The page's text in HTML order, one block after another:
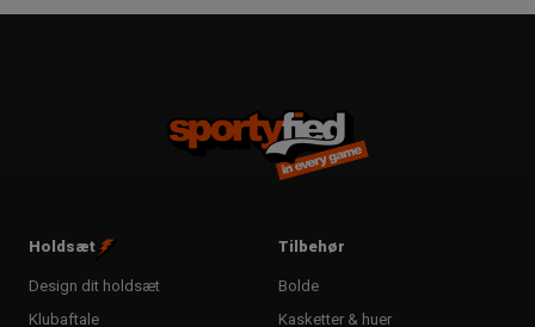
Holdsæt
Design dit holdsæt
Klubaftale
Tilbehør
Bolde
Kasketter & huer